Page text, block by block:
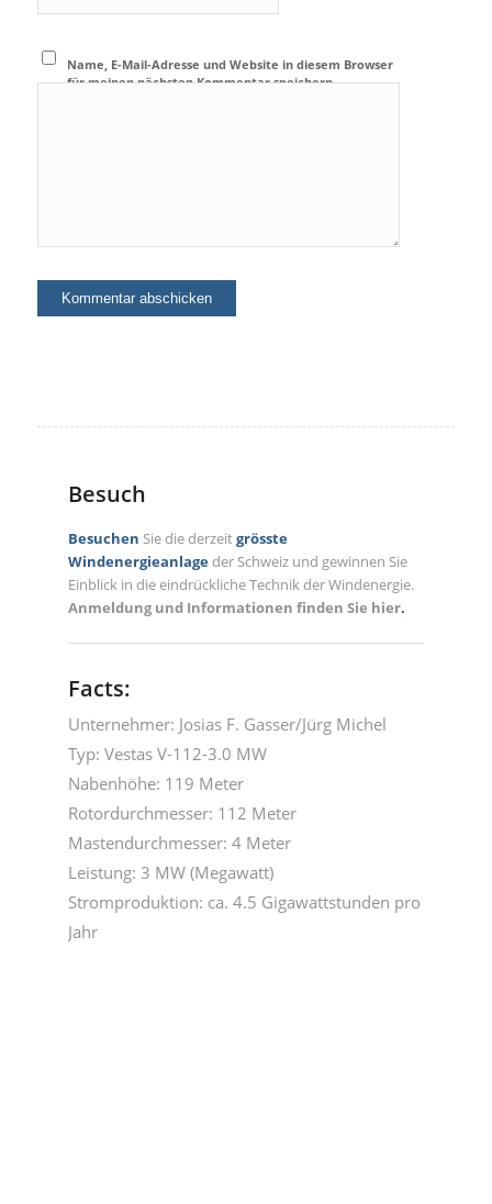
Name, E-Mail-Adresse und Website in diesem Browser
für meinen nächsten Kommentar speichern.
Besuch
Besuchen Sie die derzeitgrösste
Windenergieanlageder Schweiz und gewinnen Sie
Einblick in die eindrückliche Technik der Windenergie.
Anmeldung und Informationen finden Sie hier.
Facts:
Unternehmer: Josias F. Gasser/Jürg Michel
Typ: Vestas V-112-3.0 MW
Nabenhöhe: 119 Meter
Rotordurchmesser: 112 Meter
Mastendurchmesser: 4 Meter
Leistung: 3 MW (Megawatt)
Stromproduktion: ca. 4.5 Gigawattstunden pro
Jahr